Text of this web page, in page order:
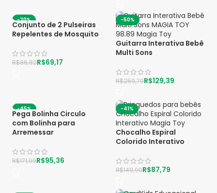
-20%
Conjunto de 2 Pulseiras
Repelentes de Mosquito
R$86,82R$69,17
-50%
Guitarra Interativa Bebê
Multi Sons
R$259,79R$129,39
-45%
Pega Bolinha Circulo
com Bolinha para
Arremessar
R$171,99R$95,36
-41%
Chocalho Espiral
Colorido Interativo
R$149,90R$87,79